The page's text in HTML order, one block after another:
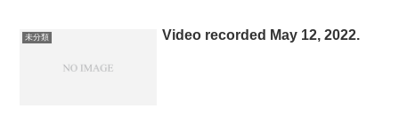
道）の意味を無効化ようとする公
安警察の策動に乗らない。
未分類 Video recorded May 12, 2022.